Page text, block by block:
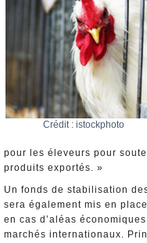
Crédit : istockphoto
pour les éleveurs pour
produits exportés. »
Un fonds de stabilisation
sera également mis en
en cas d’aléas
marchés internationaux.